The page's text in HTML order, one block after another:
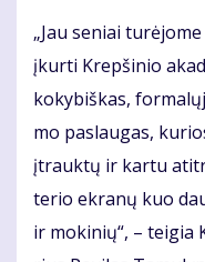
„Jau se­niai
įkur­ti Krep­ši­nio
ko­ky­biš­kas,
mo pa­slau­gas,
įtrauk­tų ir kar­tu
te­rio ek­ra­nų kuo
ir mo­ki­nių“, –